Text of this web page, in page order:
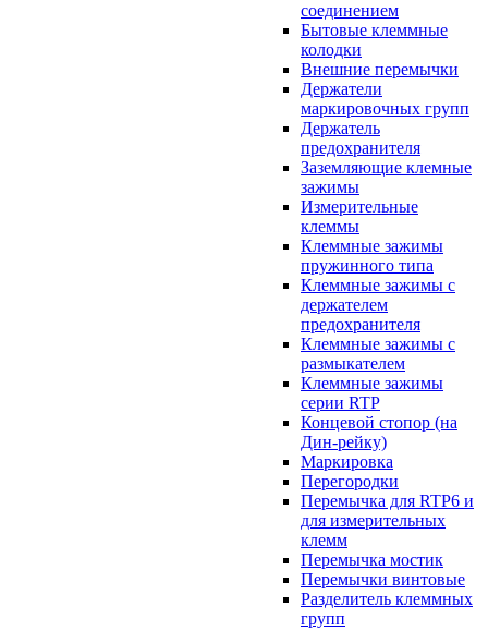
соединением
Бытовые клеммные
колодки
Внешние перемычки
Держатели
маркировочных групп
Держатель
предохранителя
Заземляющие клемные
зажимы
Измерительные
клеммы
Клеммные зажимы
пружинного типа
Клеммные зажимы с
держателем
предохранителя
Клеммные зажимы с
размыкателем
Клеммные зажимы
серии RTP
Концевой стопор (на
Дин-рейку)
Маркировка
Перегородки
Перемычка для RTP6 и
для измерительных
клемм
Перемычка мостик
Перемычки винтовые
Разделитель клеммных
групп